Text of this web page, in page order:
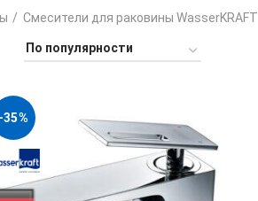
Смесители для раковины WasserKRAFT
-35%